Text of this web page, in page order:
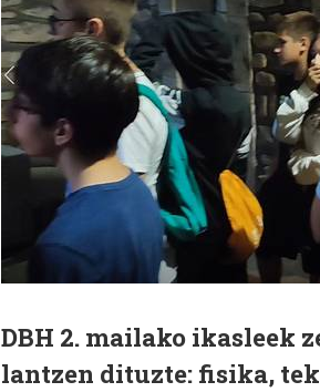
DBH 2. mailako ikasleek
lantzen dituzte: fisika,